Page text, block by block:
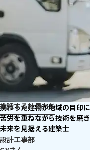
挑戦する社員たち
携わった建物が地域の目印に
苦労を重ねながら技術を磨き
未来を見据える建築士
設計工事部